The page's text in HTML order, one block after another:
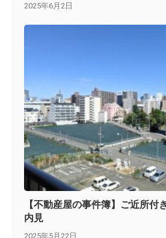
2025年6月2日
【不動産屋の事件簿】ご近所付
内見
2025年5月22日